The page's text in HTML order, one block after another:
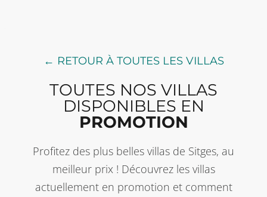
← RETOUR À TOUTES LES VILLAS
TOUTES NOS VILLAS
DISPONIBLES EN
PROMOTION
Profitez des plus belles villas de Sitges, au
meilleur prix ! Découvrez les villas
actuellement en promotion et comment